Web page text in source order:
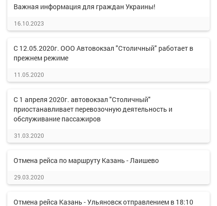
Важная информация для граждан Украины!
16.10.2023
С 12.05.2020г. ООО Автовокзал "Столичный" работает в
прежнем режиме
11.05.2020
С 1 апреля 2020г. автовокзал "Столичный"
приостанавливает перевозочную деятельность и
обслуживание пассажиров
31.03.2020
Отмена рейса по маршруту Казань - Лаишево
29.03.2020
Отмена рейса Казань - Ульяновск отправлением в 18:10